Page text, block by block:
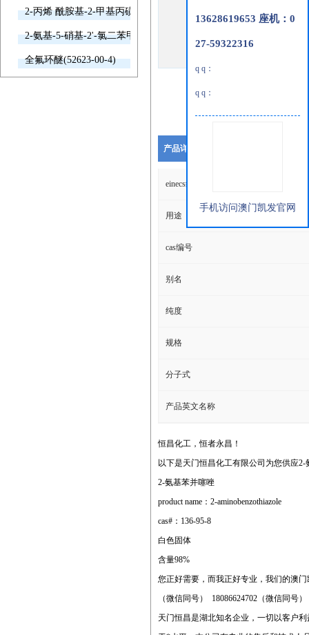
2-丙烯 酰胺基-2-甲基丙磺酸(15214-89-8)
2-氨基-5-硝基-2'-氯二苯甲酮(2011-66-7)
全氟环醚(52623-00-4)
产品详细说明
einecs编号
用途
cas编号
别名
纯度
规格
分子式
产品英文名称
恒昌化工，恒者永昌！
以下是天门恒昌化工有限公司为您供应
2-氨基苯并噻唑
product name：2-aminobenzothiazole
cas#：136-95-8
白色固体
含量98%
您正好需要，而我正好专业，我们的澳
（微信同号） 18086624702（微信同号
天门恒昌是湖北知名企业，一切以客户
13628619653 座机：0
27-59322316
q q：
q q：
手机访问澳门凯发官网